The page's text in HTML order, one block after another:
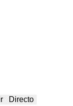
Directo